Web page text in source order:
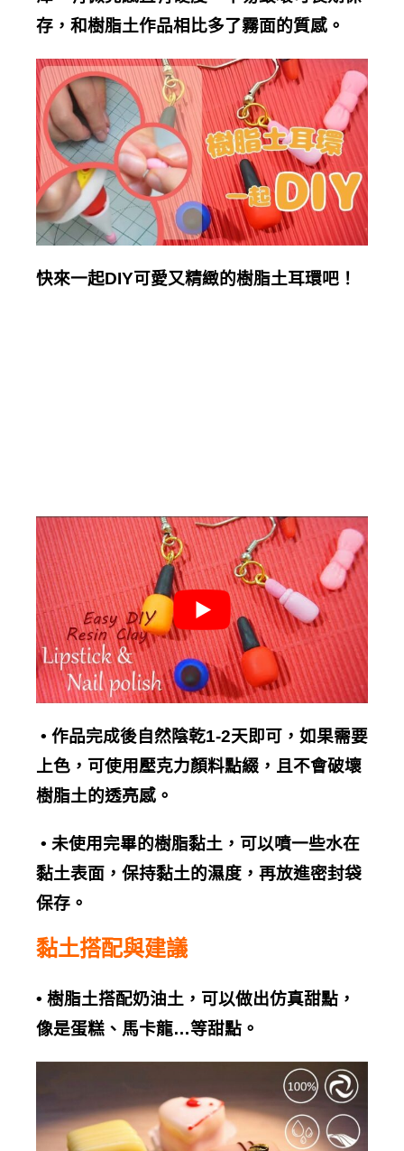
存，和樹脂土作品相比多了霧面的質感。
快來一起DIY可愛又精緻的樹脂土耳環吧！
• 作品完成後自然陰乾1-2天即可，如果需要
上色 ，可使用壓克力顏料點綴，且不會破壞
樹脂土的透亮感。
• 未使用完畢的樹脂黏土，可以噴一些水在
黏土表面，保持黏土的濕度，再放進密封袋
保存。
黏土搭配與建議
• 樹脂土搭配奶油土，可以做出仿真甜點，
像是蛋糕、馬卡龍…等甜點。